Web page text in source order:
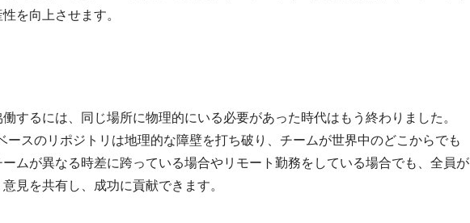
を向上させます。
するには、同じ場所に物理的にいる必要があった時代はもう終わりました。
ースのリポジトリは地理的な障壁を打ち破り、チームが世界中のどこからでも
ムが異なる時差に跨っている場合やリモート勤務をしている場合でも、全員が
見を共有し、成功に貢献できます。